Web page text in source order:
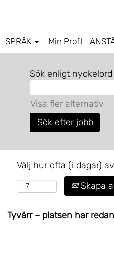
SPRÅK Min Profil
Sök enligt nyckelord
Visa fler alternativ
Välj hur ofta (i dagar)
Skapa
Tyvärr – platsen har